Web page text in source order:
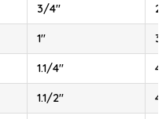
3/4″
1″
1.1/4″
1.1/2″